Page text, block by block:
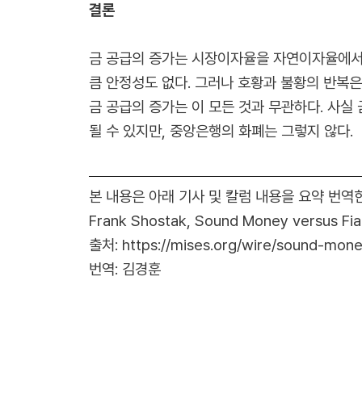
결론
금 공급의 증가는 시장이자율을 자연이자율에
큼 안정성도 없다. 그러나 호황과 불황의 반복
금 공급의 증가는 이 모든 것과 무관하다. 사
될 수 있지만, 중앙은행의 화폐는 그렇지 않다.
본 내용은 아래 기사 및 칼럼 내용을 요약 번역
Frank Shostak, Sound Money versus
출처: https://mises.org/wire/sound-
번역: 김경훈